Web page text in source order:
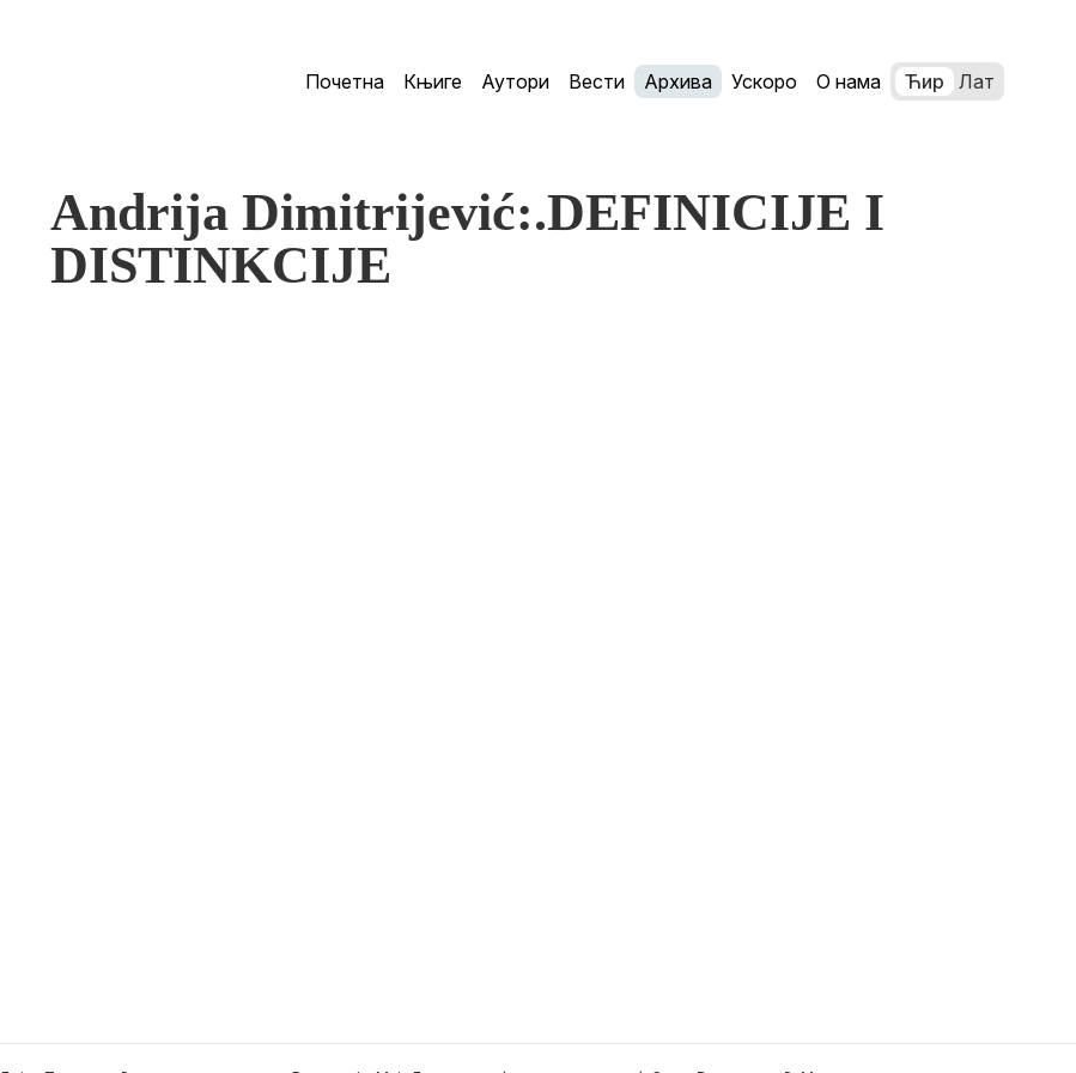
Почетна Књиге Аутори Вести Архива Ускоро О нама Ћир Лат
Andrija Dimitrijević:.DEFINICIJE I
DISTINKCIJE